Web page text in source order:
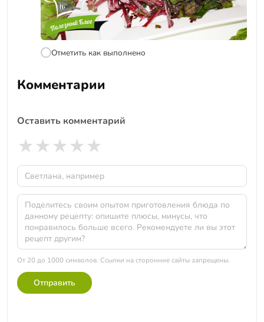
Отметить как выполнено
Комментарии
Оставить комментарий
★★★★★
От 20 до 1000 символов. Ссылки на сторонние сайты запрещены.
Отправить